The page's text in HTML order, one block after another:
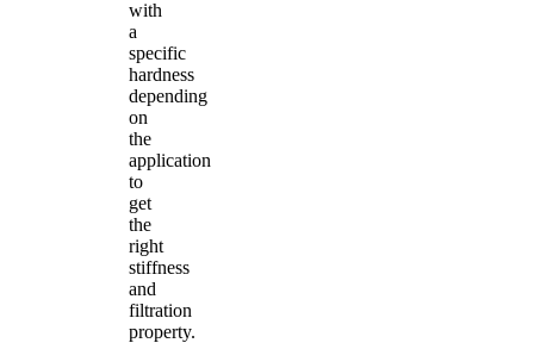
with
a
specific
hardness
depending
on
the
application
to
get
the
right
stiffness
and
filtration
property.